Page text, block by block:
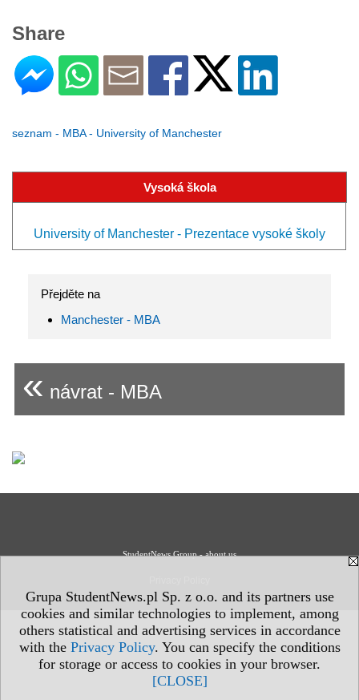
Grupa StudentNews.pl Sp. z o.o. and its partners use
cookies and similar technologies to implement, among
others statistical and advertising services in accordance
with the Privacy Policy. You can specify the conditions
for storage or access to cookies in your browser.
[CLOSE]
Share
seznam - MBA - University of Manchester
Vysoká škola
University of Manchester - Prezentace vysoké školy
Přejděte na
Manchester - MBA
« návrat - MBA
StudentNews Group - about us